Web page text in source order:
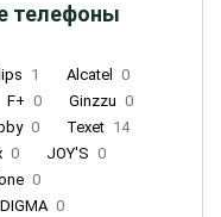
телефоны
1 Alcatel
0
F+ 0 Ginzzu 0
0 Texet 14
0 JOY'S 0
0
DIGMA 0